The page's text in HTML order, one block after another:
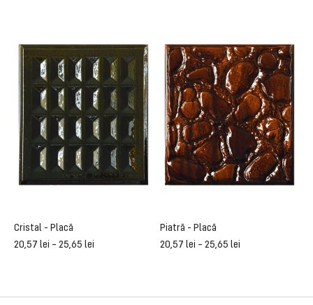
Cristal - Placă
20,57 lei – 25,65 lei
Piatră - Placă
20,57 lei – 25,65 lei